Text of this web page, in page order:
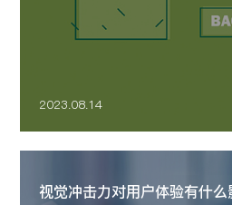
2023.08.14
视觉冲击力对用户体验有什么